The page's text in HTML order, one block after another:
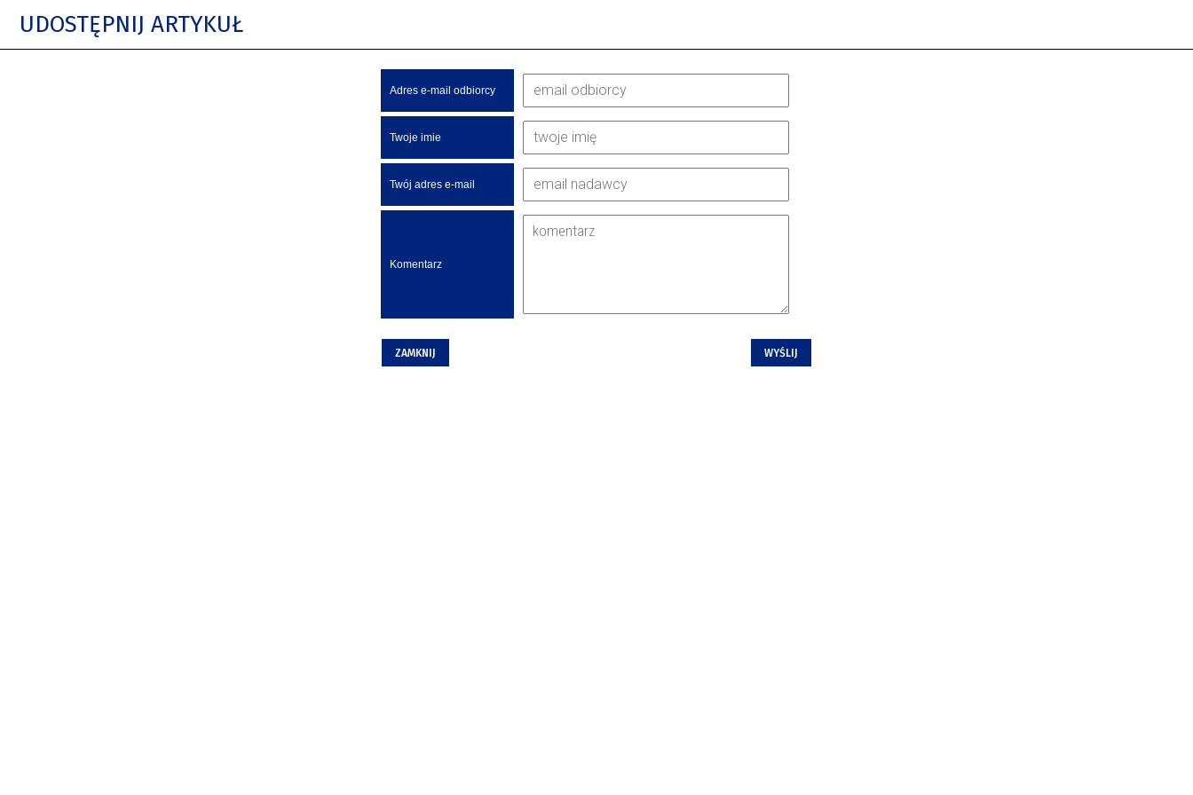
UDOSTĘPNIJ ARTYKUŁ
Adres e-mail odbiorcy
Twoje imie
Twój adres e-mail
Komentarz